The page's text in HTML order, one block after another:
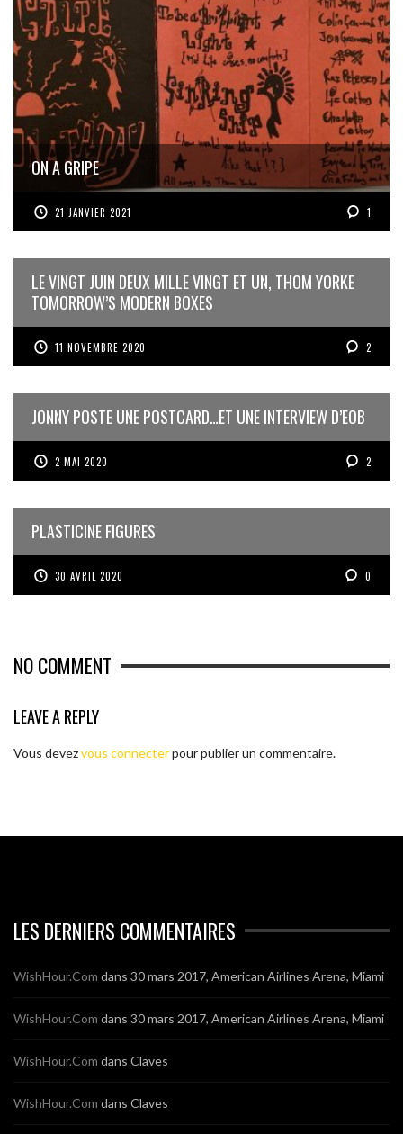
ON A GRIPE
21 JANVIER 2021 1
LE VINGT JUIN DEUX MILLE VINGT ET UN, THOM YORKE
TOMORROW’S MODERN BOXES
11 NOVEMBRE 2020 2
JONNY POSTE UNE POSTCARD…ET UNE INTERVIEW D’EOB
2 MAI 2020 2
PLASTICINE FIGURES
30 AVRIL 2020 0
NO COMMENT
LEAVE A REPLY
Vous devezvous connecterpour publier un commentaire.
LES DERNIERS COMMENTAIRES
WishHour.Com dans 30 mars 2017, American Airlines Arena, Miami
WishHour.Com dans 30 mars 2017, American Airlines Arena, Miami
WishHour.Com dans Claves
WishHour.Com dans Claves